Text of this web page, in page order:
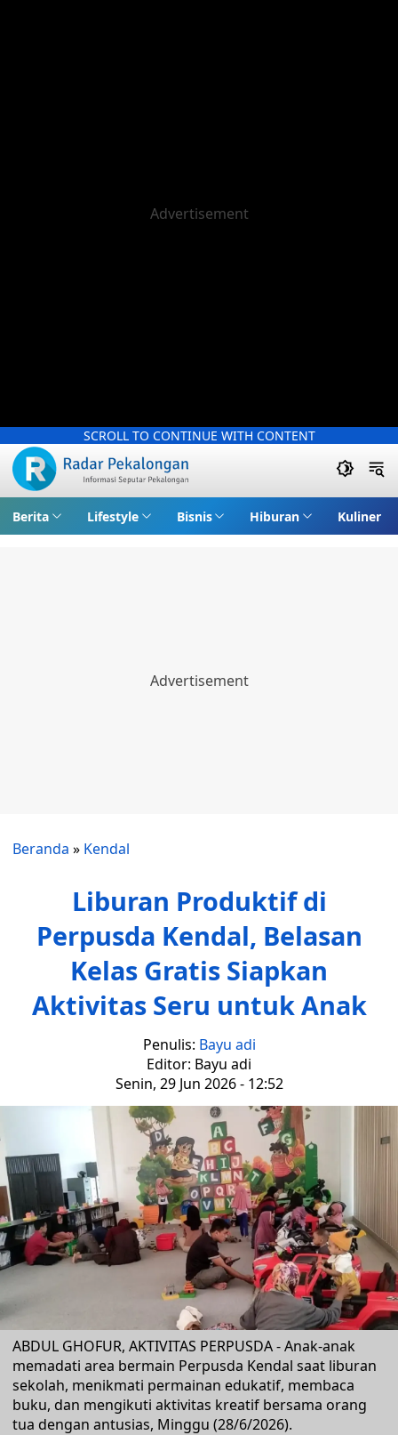
SCROLL TO CONTINUE WITH CONTENT
Berita Lifestyle Bisnis Hiburan Kuliner
Beranda » Kendal
Liburan Produktif di
Perpusda Kendal, Belasan
Kelas Gratis Siapkan
Aktivitas Seru untuk Anak
Penulis: Bayu adi
Editor: Bayu adi
Senin, 29 Jun 2026 - 12:52
ABDUL GHOFUR, AKTIVITAS PERPUSDA - Anak-anak
memadati area bermain Perpusda Kendal saat liburan
sekolah, menikmati permainan edukatif, membaca
buku, dan mengikuti aktivitas kreatif bersama orang
tua dengan antusias, Minggu (28/6/2026).